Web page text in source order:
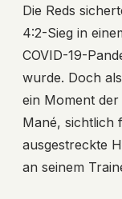
Die Reds
4:2-Sieg in
COVID-19-
wurde. Doch
ein Moment
Mané, sichtlich
ausgestreckte
an seinem